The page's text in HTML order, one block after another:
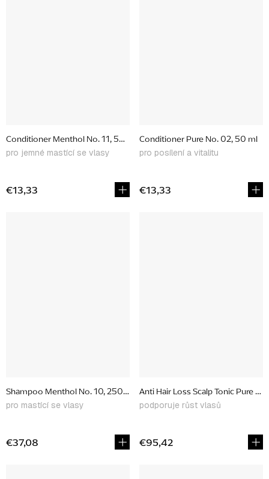
Conditioner Menthol No. 11, 50 ml
pro jemné mastící se vlasy
€13,33
Conditioner Pure No. 02, 50 ml
pro posílení a vitalitu
€13,33
Shampoo Menthol No. 10, 250 ml
pro mastící se vlasy
€37,08
Anti Hair Loss Scalp Tonic Pure
podporuje růst vlasů
€95,42